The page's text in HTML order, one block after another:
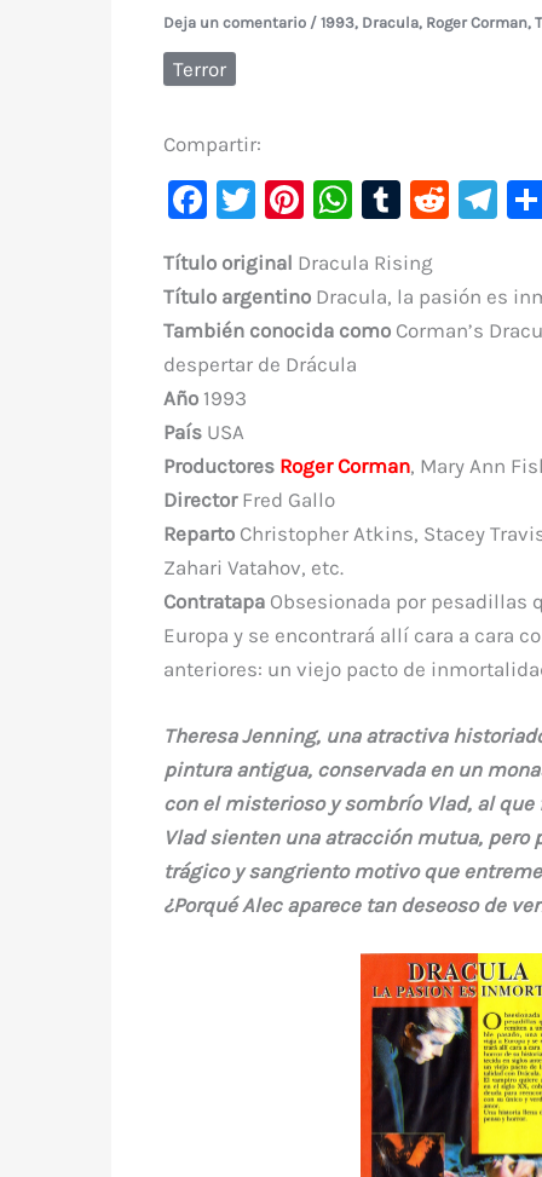
Deja un comentario / 1993, Dracula, Roger Corman,
Terror
Compartir:
F
c
e
b
o
o
k
T
it
te
r
Pi
er
e
st
W
at
s
A
T
m
bl
R
d
di
Te
a
Título original Dracula Rising
Título argentinoDracula, la pasión es
También conocida comoCorman’s
despertar de Drácula
Año 1993
País USA
Productores Roger Corman, Mary Ann
DirectorFred Gallo
RepartoChristopher Atkins, Stacey
Zahari Vatahov, etc.
ContratapaObsesionada por pesadillas
Europa y se encontrará allí cara a cara
anteriores: un viejo pacto de
Theresa Jenning, una atractiva
pintura antigua, conservada en un
con el misterioso y sombrío Vlad, al que
Vlad sienten una atracción mutua, pero
trágico y sangriento motivo que
¿Porqué Alec aparece tan deseoso de